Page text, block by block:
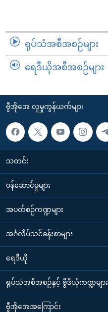
ရုပ်သံအစီအစဉ်များ
ရေဒီယိုအစီအစဉ်များ
ဗွီအိုအေ လူမှုကွန်ယက်များ
သတင်း
၀န်ဆောင်မှုများ
အပတ်စဉ်ကဏ္ဍများ
အင်္ဂလိပ်သင်ခန်းစာများ
ရေဒီယို
ရုပ်သံအစီအစဉ်နှင့် ဗွီဒီယိုကဏ္ဍများ
ဗွီအိုအေအကြောင်း